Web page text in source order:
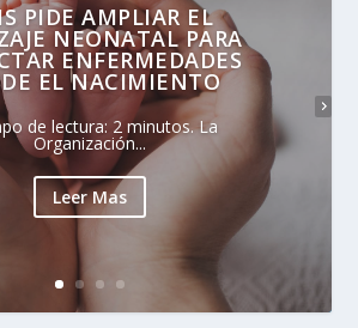
PIDE AMPLIAR EL
NEONATAL PARA
ENFERMEDADES
EL NACIMIENTO
de lectura: 2 minutos. La
Organización...
Leer Mas